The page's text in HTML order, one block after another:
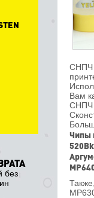
СНПЧ
Вам
СНПЧ
Чипы
без